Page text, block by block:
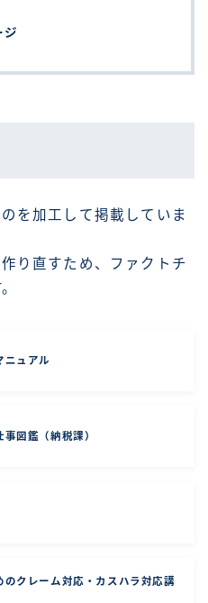
ジ
を加工して掲載していま
り直すため、ファクトチ
ニュアル
図鑑（納税課）
のクレーム対応・カスハラ対応講